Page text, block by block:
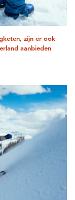
zijn er ook
aanbieden